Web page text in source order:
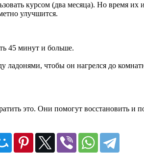
курсом (два месяца). Но время их
улучшится.
45 минут и больше.
чтобы он нагрелся до
это. Они помогут восстановить и